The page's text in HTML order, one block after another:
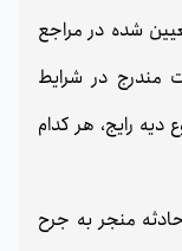
شده در مراجع
مندرج در شرایط
رایج، هر کدام
منجر به جرح